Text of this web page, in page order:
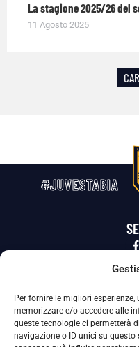
Per fornire le migliori
memorizzare e/o accedere alle
queste tecnologie ci permetterà
navigazione o ID unici su questo
La stagione 2025/26 del
11 Agosto 2025
#JUVESTABIA
Privacy Policy
La Società ha nominato il Responsabile della
adottate dalla nostra
Per